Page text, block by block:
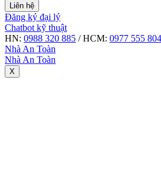
Liên hệ
Đăng ký đại lý
Chatbot kỹ thuật
HN: 0988 320 885 / HCM: 0977 555 804
Nhà An Toàn
Nhà An Toàn
X